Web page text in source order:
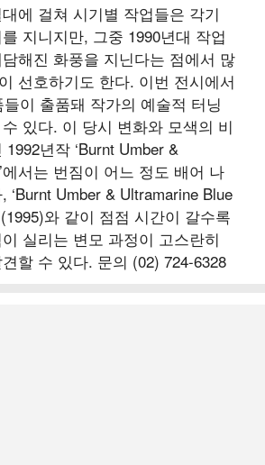
에 걸쳐 시기별 작업들은 각기
지니지만, 그중 1990년대 작업
해진 화풍을 지닌다는 점에서 많
선호하기도 한다. 이번 전시에서
이 출품돼 작가의 예술적 터닝
있다. 이 당시 변화와 모색의 비
년작 ‘Burnt Umber &
에서는 번짐이 어느 정도 배어 나
‘Burnt Umber & Ultramarine Blue
와 같이 점점 시간이 갈수록
실리는 변모 과정이 고스란히
할 수 있다. 문의 (02) 724-6328